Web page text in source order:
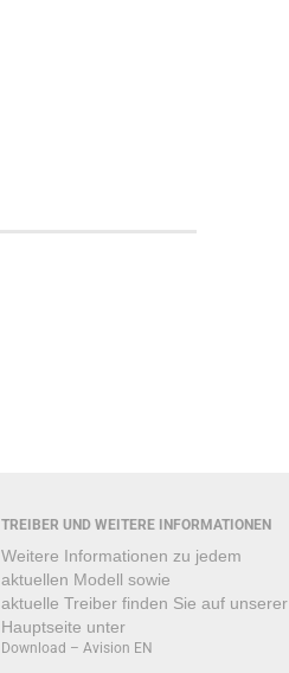
TREIBER UND WEITERE INFORMATIONEN
Weitere Informationen zu jedem
aktuellen Modell sowie
aktuelle Treiber finden Sie auf unserer
Hauptseite unter
Download – Avision EN